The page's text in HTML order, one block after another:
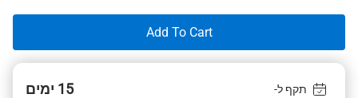
Add To Cart
תקף ל- 15 ימים